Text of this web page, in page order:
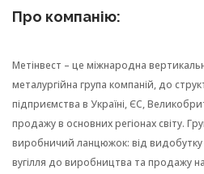
Про компанію:
Метінвест – це міжнародна
металургійна група компаній, до
підприємства в Україні, ЄС,
продажу в основних регіонах світу.
виробничий ланцюжок: від видобутку
вугілля до виробництва та продажу